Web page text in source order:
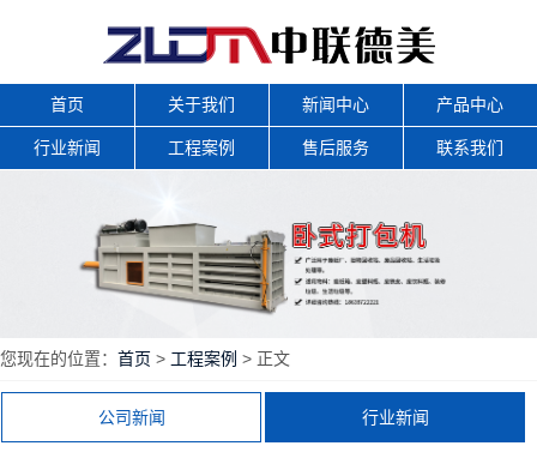
首页 关于我们 新闻中心 产品中心
行业新闻 工程案例 售后服务 联系我们
您现在的位置： 首页 > 工程案例 > 正文
公司新闻 行业新闻